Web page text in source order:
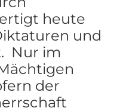
heute
und
Nur im
der